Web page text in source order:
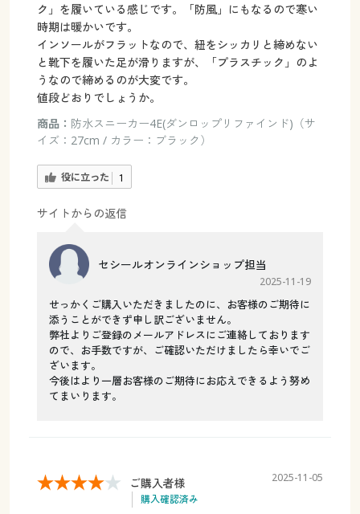
ク」を履いている感じです。「防風」にもなるので寒い
時期は暖かいです。
インソールがフラットなので、紐をシッカリと締めない
と靴下を履いた足が滑りますが、「プラスチック」のよ
うなので締めるのが大変です。
値段どおりでしょうか。
商品： 防水スニーカー4E(ダンロップリファインド)（サ
イズ：27cm / カラー：ブラック）
役に立った 1
サイトからの返信
セシールオンラインショップ担当
2025-11-19
せっかくご購入いただきましたのに、お客様のご期待に
添うことができず申し訳ございません。
弊社よりご登録のメールアドレスにご連絡しております
ので、お手数ですが、ご確認いただけましたら幸いでご
ざいます。
今後はより一層お客様のご期待にお応えできるよう努め
てまいります。
ご購入者様
購入確認済み
2025-11-05